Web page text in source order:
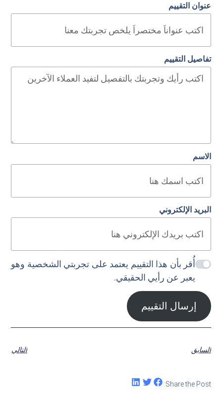
عنوان التقييم
تفاصيل التقييم
الاسم
البريد الإلكتروني
أُقر بأن هذا التقييم يعتمد على تجربتي الشخصية وهو
يعبر عن رأيي الحقيقي.
إرسال التقييم
السابق التالي
Share the Post: